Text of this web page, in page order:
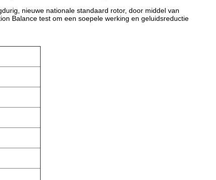
nieuwe nationale standaard rotor, door middel van
Balance test om een soepele werking en geluidsreductie